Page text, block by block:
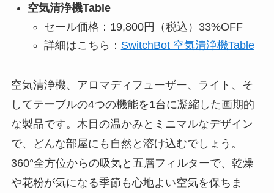
空気清浄機Table
セール価格：19,800円（税込）33%OFF
詳細はこちら： SwitchBot 空気清浄機Table
空気清浄機、アロマディフューザー、ライト、そ
してテーブルの4つの機能を1台に凝縮した画期的
な製品です。木目の温かみとミニマルなデザイン
で、どんな部屋にも自然と溶け込むでしょう。
360°全方位からの吸気と五層フィルターで、乾燥
や花粉が気になる季節も心地よい空気を保ちま